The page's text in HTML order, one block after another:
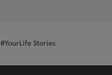
#YourLife Stories